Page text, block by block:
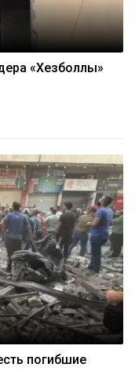
«Хезболлы»
погибшие